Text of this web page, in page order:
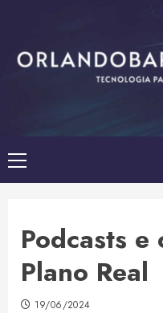
content
Primary
Menu
Podcasts e
Plano Real
19/06/2024